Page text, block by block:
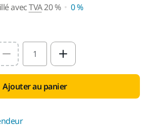
avecTVA20 %
0 %
quantity value
Ajouter au panier